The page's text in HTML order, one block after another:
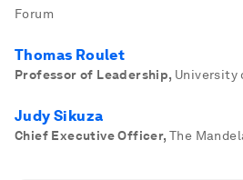
Forum
Thomas Roulet
Professor of Leadership, University
Judy Sikuza
Chief Executive Officer, The